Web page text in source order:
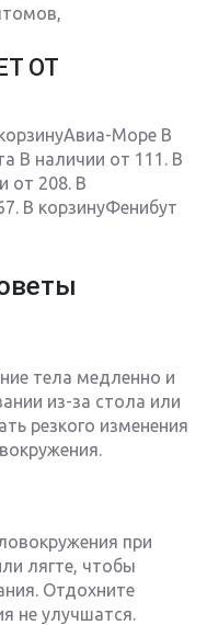
ОТ
Море В
В наличии от 111. В
от 208. В
В корзинуФенибут
тела медленно и
из-за стола или
резкого изменения
при
лягте, чтобы
Отдохните
не улучшатся.